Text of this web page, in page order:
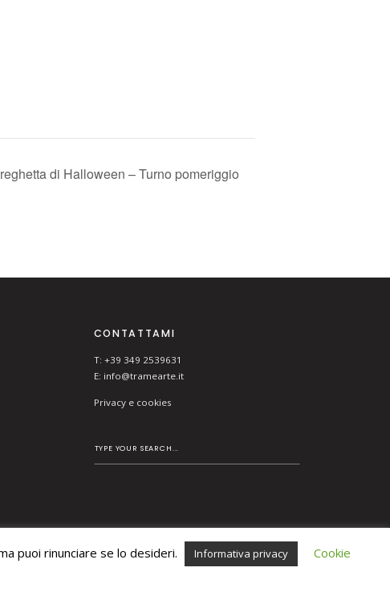
di Halloween – Turno pomeriggio
CONTATTAMI
T: +39 349 2539631
E: info@tramearte.it
Privacy e cookies
puoi rinunciare se lo desideri. Informativa privacy
Cookie